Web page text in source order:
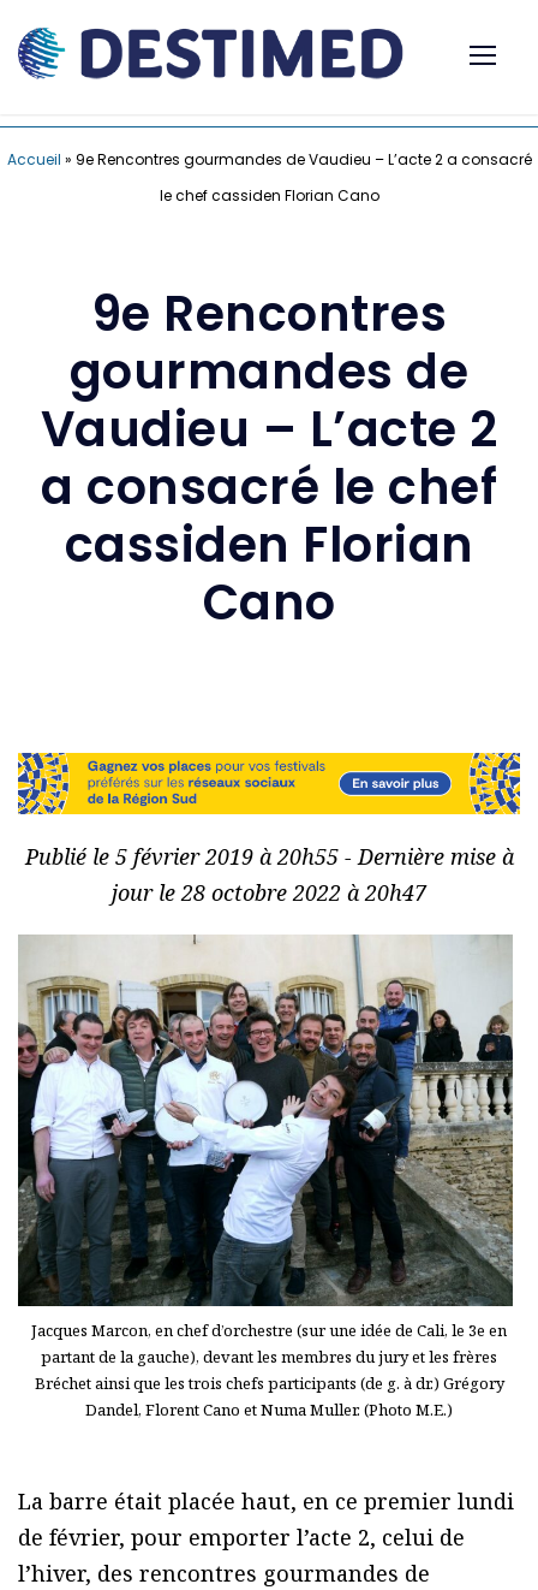
Accueil » 9e Rencontres gourmandes de Vaudieu – L’acte 2 a consacré
le chef cassiden Florian Cano
9e Rencontres
gourmandes de
Vaudieu – L’acte 2
a consacré le chef
cassiden Florian
Cano
Publié le 5 février 2019 à 20h55 - Dernière mise à
jour le 28 octobre 2022 à 20h47
Jacques Marcon, en chef d’orchestre (sur une idée de Cali, le 3e en
partant de la gauche), devant les membres du jury et les frères
Bréchet ainsi que les trois chefs participants (de g. à dr.) Grégory
Dandel, Florent Cano et Numa Muller. (Photo M.E.)
La barre était placée haut, en ce premier lundi
de février, pour emporter l’acte 2, celui de
l’hiver, des rencontres gourmandes de